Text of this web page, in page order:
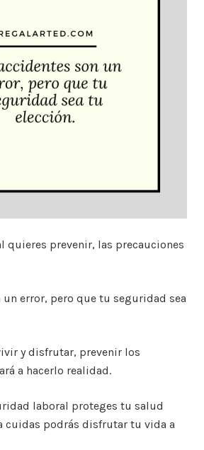
quieres prevenir, las precauciones
un error, pero que tu seguridad sea
y disfrutar, prevenir los
a hacerlo realidad.
laboral proteges tu salud
cuidas podrás disfrutar tu vida a